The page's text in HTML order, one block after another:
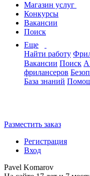
Магазин услуг
Конкурсы
Вакансии
Поиск
Еще
Найти работу
Вакансии Поиск
фрилансеров
База знаний
Разместить заказ
Регистрация
Вход
Pavel Komarov